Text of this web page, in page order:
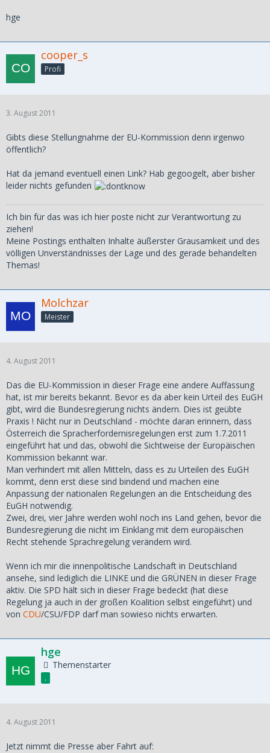
hge
cooper_s
Profi
3. August 2011
Gibts diese Stellungnahme der EU-Kommission denn irgenwo
öffentlich?
Hat da jemand eventuell einen Link? Hab gegoogelt, aber bisher
leider nichts gefunden
Ich bin für das was ich hier poste nicht zur Verantwortung zu
ziehen!
Meine Postings enthalten Inhalte äußerster Grausamkeit und des
völligen Unverständnisses der Lage und des gerade behandelten
Themas!
Molchzar
Meister
4. August 2011
Das die EU-Kommission in dieser Frage eine andere Auffassung
hat, ist mir bereits bekannt. Bevor es da aber kein Urteil des EuGH
gibt, wird die Bundesregierung nichts ändern. Dies ist geübte
Praxis ! Nicht nur in Deutschland - möchte daran erinnern, dass
Österreich die Spracherfordernisregelungen erst zum 1.7.2011
eingeführt hat und das, obwohl die Sichtweise der Europäischen
Kommission bekannt war.
Man verhindert mit allen Mitteln, dass es zu Urteilen des EuGH
kommt, denn erst diese sind bindend und machen eine
Anpassung der nationalen Regelungen an die Entscheidung des
EuGH notwendig.
Zwei, drei, vier Jahre werden wohl noch ins Land gehen, bevor die
Bundesregierung die nicht im Einklang mit dem europäischen
Recht stehende Sprachregelung verändern wird.
Wenn ich mir die innenpolitische Landschaft in Deutschland
ansehe, sind lediglich die LINKE und die GRÜNEN in dieser Frage
aktiv. Die SPD hält sich in dieser Frage bedeckt (hat diese
Regelung ja auch in der großen Koalition selbst eingeführt) und
von CDU/CSU/FDP darf man sowieso nichts erwarten.
hge
Themenstarter
.
4. August 2011
Jetzt nimmt die Presse aber Fahrt auf: